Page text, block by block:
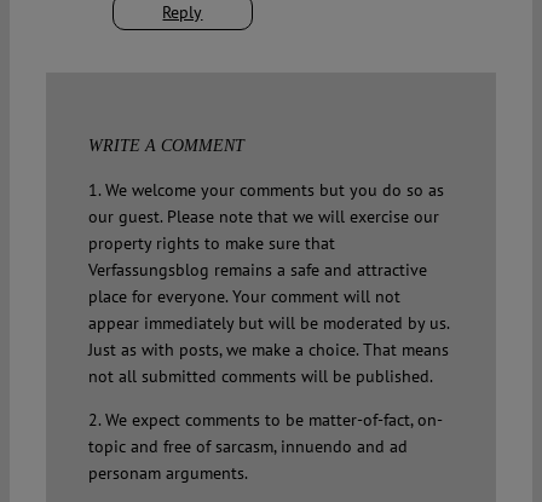
Reply
WRITE A COMMENT
1. We welcome your comments but you do so as
our guest. Please note that we will exercise our
property rights to make sure that
Verfassungsblog remains a safe and attractive
place for everyone. Your comment will not
appear immediately but will be moderated by us.
Just as with posts, we make a choice. That means
not all submitted comments will be published.
2. We expect comments to be matter-of-fact, on-
topic and free of sarcasm, innuendo and ad
personam arguments.